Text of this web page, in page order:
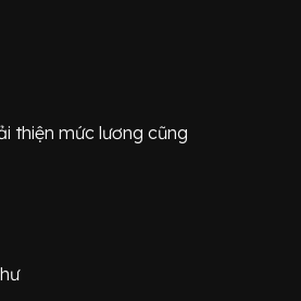
thiện mức lương cũng